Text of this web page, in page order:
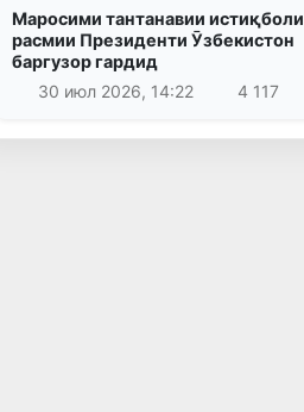
Маросими тантанавии истиқболи
расмии Президенти Ӯзбекистон
баргузор гардид
30 июл 2026, 14:22
4 117